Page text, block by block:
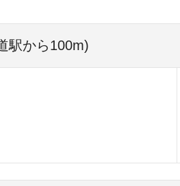
駅から100m)